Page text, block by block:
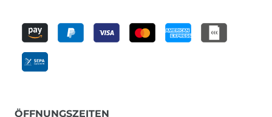
ÖFFNUNGSZEITEN